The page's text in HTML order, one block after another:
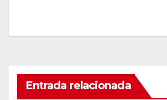
Entrada relacionada